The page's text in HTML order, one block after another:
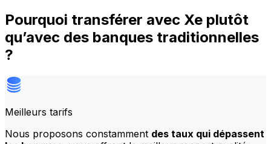
Pourquoi transférer avec Xe plutôt
qu’avec des banques traditionnelles
?
Meilleurs tarifs
Nous proposons constamment des taux qui dépassent